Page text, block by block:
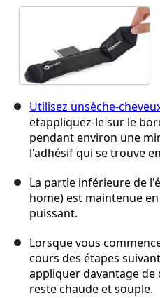
Utilisez unsèche-
etappliquez-le sur le
pendant environ une
l'adhésif qui se trouve
La partie inférieure de
home) est maintenue
puissant.
Lorsque vous
cours des étapes
appliquer davantage
reste chaude et souple.